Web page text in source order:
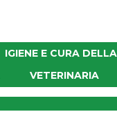
IGIENE E CURA
VETERINARIA